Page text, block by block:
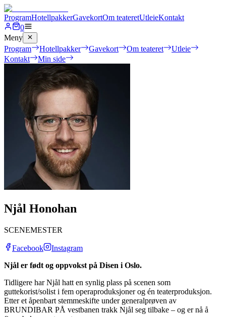
ProgramHotellpakkerGavekortOm teateretUtleieKontakt
0
Meny
Program
Hotellpakker Gavekort Om teateret
Utleie
Kontakt
Min side
Njål Honohan
SCENEMESTER
Facebook
Instagram
Njål er født og oppvokst på Disen i Oslo.
Tidligere har Njål hatt en synlig plass på scenen som
guttekorist/solist i fem operaproduksjoner og én teaterproduksjon.
Etter et åpenbart stemmeskifte under generalprøven av
BRUNDIBAR PÅ vestbanen trakk Njål seg tilbake – og er nå å